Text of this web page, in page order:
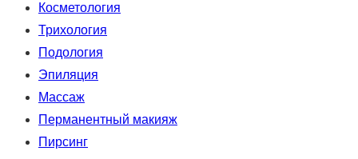
Косметология
Трихология
Подология
Эпиляция
Массаж
Перманентный макияж
Пирсинг